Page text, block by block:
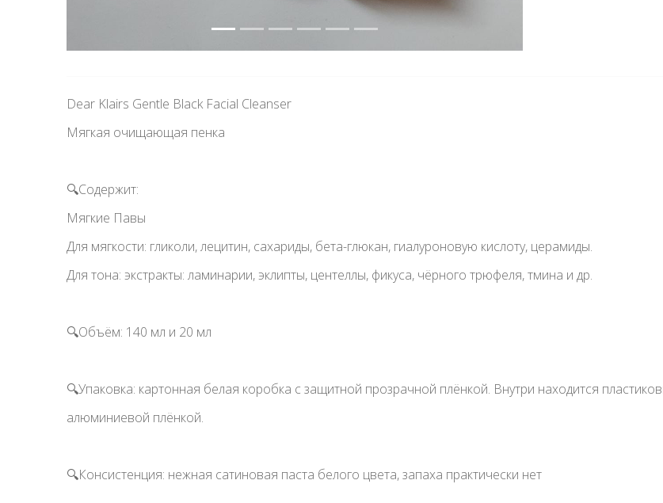
Dear Klairs Gentle Black Facial Cleanser
Мягкая очищающая пенка
🔍Содержит:
Мягкие Павы
Для мягкости: гликоли, лецитин, сахариды, бета-глюкан, гиалуроновую кислоту, церамиды.
Для тона: экстракты: ламинарии, эклипты, центеллы, фикуса, чёрного трюфеля, тмина и др.
🔍Объём: 140 мл и 20 мл
🔍Упаковка: картонная белая коробка с защитной прозрачной плёнкой. Внутри находится
алюминиевой плёнкой.
🔍Консистенция: нежная сатиновая паста белого цвета, запаха практически нет